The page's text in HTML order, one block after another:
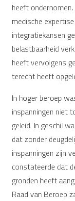
heeft
medische
integratiekansen
belastbaarheid
heeft vervolgens
terecht heeft
In hoger beroep
inspanningen niet
geleid. In geschil
dat zonder
inspanningen zijn
constateerde dat
gronden heeft
Raad van Beroep